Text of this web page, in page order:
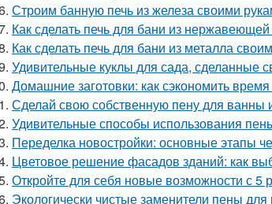
Строим банную печь из железа своими
Как сделать печь для бани из
Как сделать печь для бани из металла
Удивительные куклы для сада, сделанные
Домашние заготовки: как сэкономить время
Сделай свою собственную пену для ванны
Удивительные способы использования
Переделка новостройки: основные этапы
Цветовое решение фасадов зданий: как
Откройте для себя новые возможности с 5
Экологически чистые заменители пены